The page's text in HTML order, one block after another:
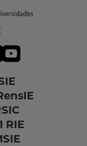
RIE